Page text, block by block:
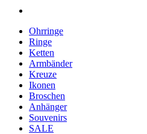
Ohrringe
Ringe
Ketten
Armbänder
Kreuze
Ikonen
Broschen
Anhänger
Souvenirs
SALE